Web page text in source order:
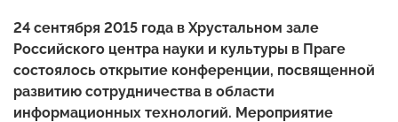
24 сентября 2015 года в Хрустальном зале
Российского центра науки и культуры в Праге
состоялось открытие конференции, посвященной
развитию сотрудничества в области
информационных технологий. Мероприятие